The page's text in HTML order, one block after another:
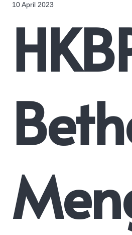
10 April 2023